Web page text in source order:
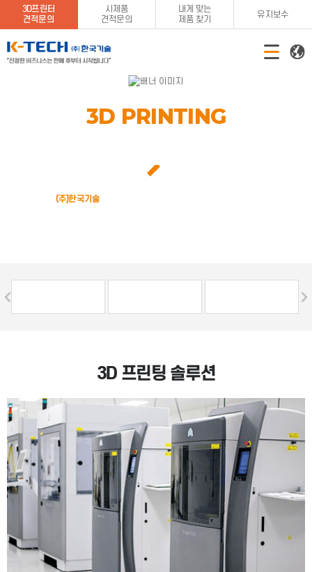
3D프린터
견적문의
시제품
견적문의
내게 맞는
제품 찾기
유지보수
3D PRINTING
(주)한국기술
3D 프린팅 솔루션